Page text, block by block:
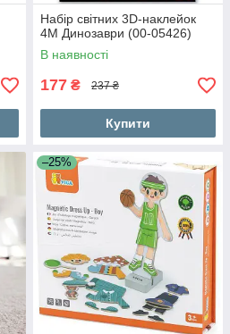
Набір світних 3D-наклейок
4M Динозаври (00-05426)
В наявності
177 ₴ 237 ₴
Купити
–25%